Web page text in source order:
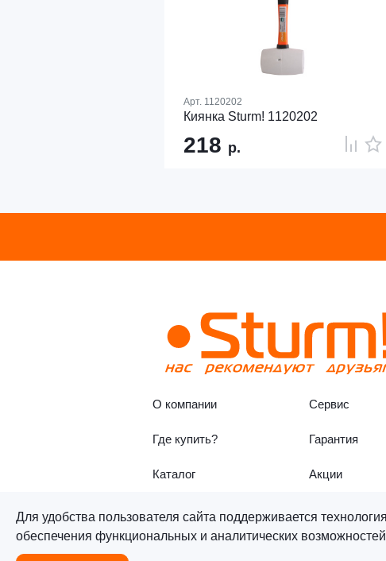
Арт. 1120202
Киянка Sturm! 1120202
218 р.
О компании Сервис
Где купить? Гарантия
Каталог Акции
Для удобства пользователя сайта поддерживается
обеспечения функциональных и аналитических